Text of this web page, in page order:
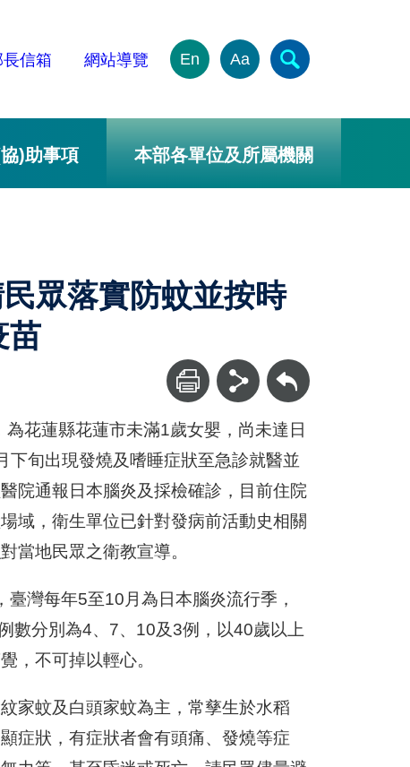
長信箱 網站導覽 En Aa
)助事項 本部各單位及所屬機關
眾落實防蚊並按時
苗
回上一頁
花蓮縣花蓮市未滿1歲女嬰，尚未達日
旬出現發燒及嗜睡症狀至急診就醫並
院通報日本腦炎及採檢確診，目前住院
域，衛生單位已針對發病前活動史相關
當地民眾之衛教宣導。
灣每年5至10月為日本腦炎流行季，
數分別為4、7、10及3例，以40歲以上
，不可掉以輕心。
家蚊及白頭家蚊為主，常孳生於水稻
症狀，有症狀者會有頭痛、發燒等症